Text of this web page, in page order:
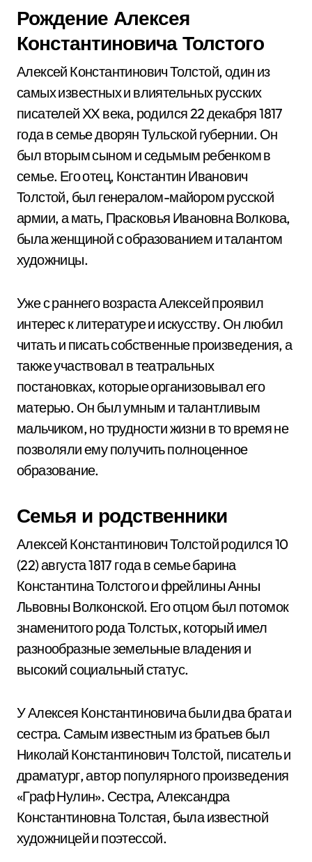
Рождение Алексея
Константиновича Толстого
Алексей Константинович Толстой, один из
самых известных и влиятельных русских
писателей XX века, родился 22 декабря 1817
года в семье дворян Тульской губернии. Он
был вторым сыном и седьмым ребенком в
семье. Его отец, Константин Иванович
Толстой, был генералом-майором русской
армии, а мать, Прасковья Ивановна Волкова,
была женщиной с образованием и талантом
художницы.
Уже с раннего возраста Алексей проявил
интерес к литературе и искусству. Он любил
читать и писать собственные произведения, а
также участвовал в театральных
постановках, которые организовывал его
матерью. Он был умным и талантливым
мальчиком, но трудности жизни в то время не
позволяли ему получить полноценное
образование.
Семья и родственники
Алексей Константинович Толстой родился 10
(22) августа 1817 года в семье барина
Константина Толстого и фрейлины Анны
Львовны Волконской. Его отцом был потомок
знаменитого рода Толстых, который имел
разнообразные земельные владения и
высокий социальный статус.
У Алексея Константиновича были два брата и
сестра. Самым известным из братьев был
Николай Константинович Толстой, писатель и
драматург, автор популярного произведения
«Граф Нулин». Сестра, Александра
Константиновна Толстая, была известной
художницей и поэтессой.